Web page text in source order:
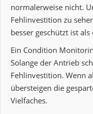
normalerweise nicht.
Fehlinvestition zu
besser geschützt ist
Ein Condition
Solange der Antrieb
Fehlinvestition. Wenn
übersteigen die
Vielfaches.